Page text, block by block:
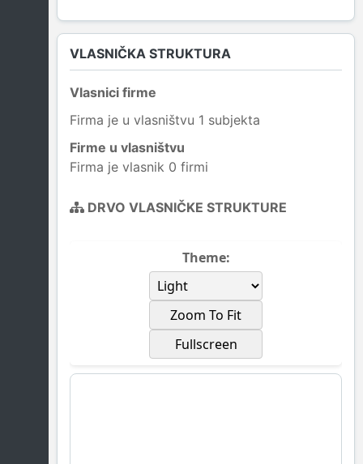
VLASNIČKA STRUKTURA
Vlasnici firme
Firma je u vlasništvu 1 subjekta
Firme u vlasništvu
Firma je vlasnik 0 firmi
DRVO VLASNIČKE STRUKTURE
Theme:
Zoom To Fit
Fullscreen